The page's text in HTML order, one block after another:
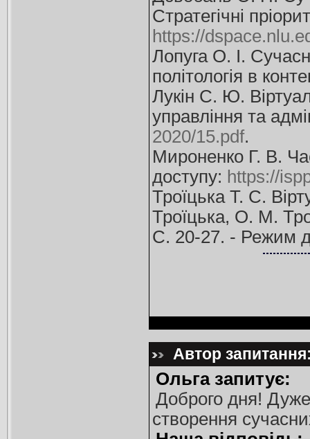
Стратегічні
https://
Лопуга О. І.
політологія в
Лукін С. Ю.
управління та
2020/15.pdf.
Мироненко Г. В.
доступу: https://
Троїцька Т. С.
Троїцька, О. М.
С. 20-27. - Режим
Автор
Ольга запитує:
Доброго дня!
створення